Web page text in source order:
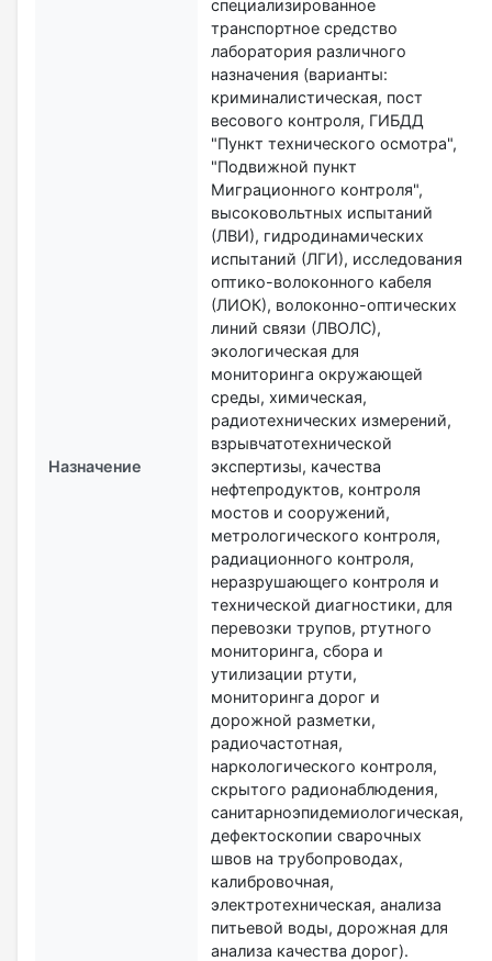
Назначение
специализированное
транспортное средство
лаборатория различного
назначения (варианты:
криминалистическая, пост
весового контроля, ГИБДД
"Пункт технического осмотра",
"Подвижной пункт
Миграционного контроля",
высоковольтных испытаний
(ЛВИ), гидродинамических
испытаний (ЛГИ), исследования
оптико-волоконного кабеля
(ЛИОК), волоконно-оптических
линий связи (ЛВОЛС),
экологическая для
мониторинга окружающей
среды, химическая,
радиотехнических измерений,
взрывчатотехнической
экспертизы, качества
нефтепродуктов, контроля
мостов и сооружений,
метрологического контроля,
радиационного контроля,
неразрушающего контроля и
технической диагностики, для
перевозки трупов, ртутного
мониторинга, сбора и
утилизации ртути,
мониторинга дорог и
дорожной разметки,
радиочастотная,
наркологического контроля,
скрытого радионаблюдения,
санитарноэпидемиологическая,
дефектоскопии сварочных
швов на трубопроводах,
калибровочная,
электротехническая, анализа
питьевой воды, дорожная для
анализа качества дорог).